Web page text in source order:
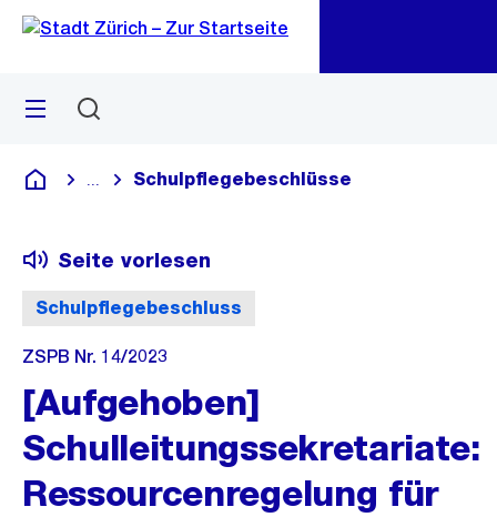
Navigation
Sprunglink
Menü
Deutsch
Blende alle Breadcrumbs ein
Schulpflegebeschlüsse
Schulpflegebeschluss
Seite vorlesen
ZSPB Nr. 14/2023
[Aufgehoben]
Schulleitungssekretariate:
Ressourcenregelung für